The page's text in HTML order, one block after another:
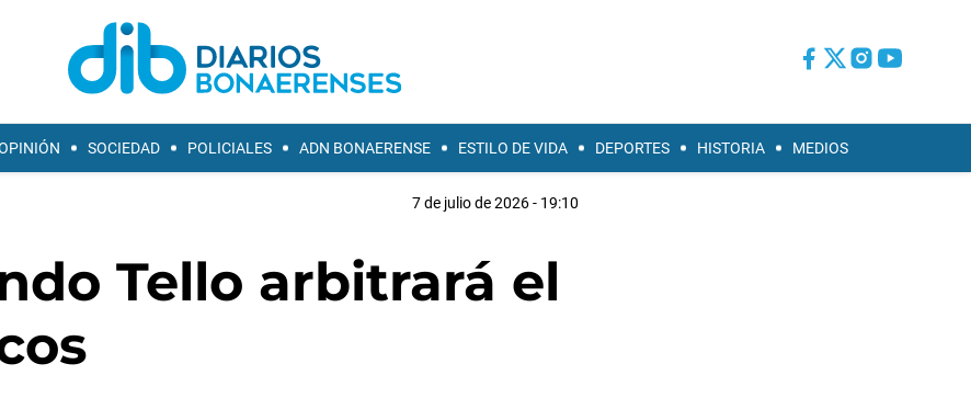
SOCIEDAD POLICIALES ADN BONAERENSE ESTILO DE VIDA DEPORTES HISTORIA MEDIOS
7 de julio de 2026 - 19:10
Tello arbitrará el